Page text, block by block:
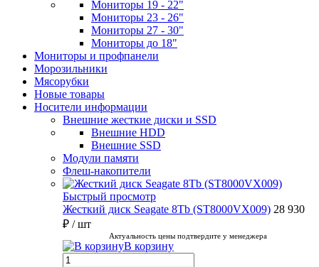
Мониторы 19 - 22"
Мониторы 23 - 26"
Мониторы 27 - 30"
Мониторы до 18"
Мониторы и профпанели
Морозильники
Мясорубки
Новые товары
Носители информации
Внешние жесткие диски и SSD
Внешние HDD
Внешние SSD
Модули памяти
Флеш-накопители
Быстрый просмотр
Жесткий диск Seagate 8Tb (ST8000VX009) 28 930
₽ / шт
Актуальность цены подтвердите у менеджера
В корзину